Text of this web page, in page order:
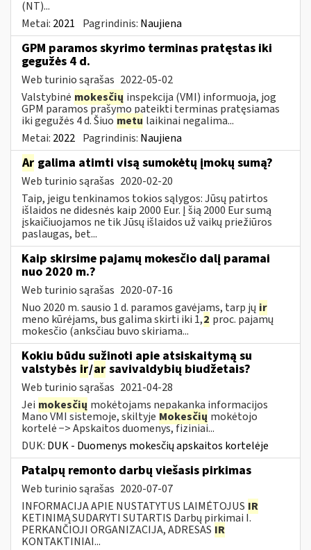
(NT)...
Metai: 2021 Pagrindinis: Naujiena
GPM paramos skyrimo terminas pratęstas iki
gegužės 4 d.
Web turinio sąrašas 2022-05-02
Valstybinė mokesčių inspekcija (VMI) informuoja, jog
GPM paramos prašymo pateikti terminas pratęsiamas
iki gegužės 4 d. Šiuo metu laikinai negalima...
Metai: 2022 Pagrindinis: Naujiena
Ar galima atimti visą sumokėtų įmokų sumą?
Web turinio sąrašas 2020-02-20
Taip, jeigu tenkinamos tokios sąlygos: Jūsų patirtos
išlaidos ne didesnės kaip 2000 Eur. Į šią 2000 Eur sumą
įskaičiuojamos ne tik Jūsų išlaidos už vaikų priežiūros
paslaugas, bet...
Kaip skirsime pajamų mokesčio dalį paramai
nuo 2020 m.?
Web turinio sąrašas 2020-07-16
Nuo 2020 m. sausio 1 d. paramos gavėjams, tarp jų ir
meno kūrėjams, bus galima skirti iki 1,2 proc. pajamų
mokesčio (anksčiau buvo skiriama...
Kokiu būdu sužinoti apie atsiskaitymą su
valstybės ir/ar savivaldybių biudžetais?
Web turinio sąrašas 2021-04-28
Jei mokesčių mokėtojams nepakanka informacijos
Mano VMI sistemoje, skiltyje Mokesčių mokėtojo
kortelė −> Apskaitos duomenys, fiziniai...
DUK: DUK - Duomenys mokesčių apskaitos kortelėje
Patalpų remonto darbų viešasis pirkimas
Web turinio sąrašas 2020-07-07
INFORMACIJA APIE NUSTATYTUS LAIMĖTOJUS IR
KETINIMĄ SUDARYTI SUTARTIS Darbų pirkimai I.
PERKANČIOJI ORGANIZACIJA, ADRESAS IR
KONTAKTINIAI...